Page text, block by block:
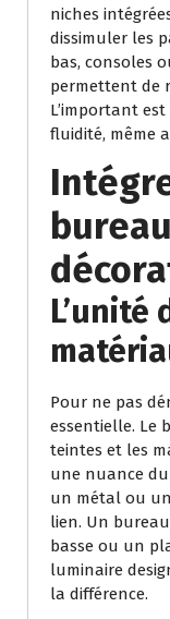
niches
dissimuler les
bas, consoles
permettent de
L’important
fluidité, même
L’unité
Pour ne pas
essentielle. Le
teintes et les
une nuance
un métal ou
lien. Un
basse ou un
luminaire
la différence.